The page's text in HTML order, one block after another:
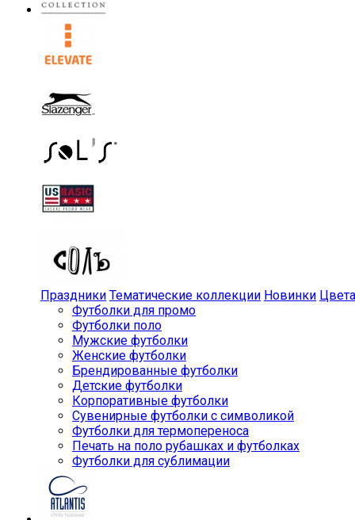
Праздники Тематические коллекции Новинки Цвета
Футболки для промо
Футболки поло
Мужские футболки
Женские футболки
Брендированные футболки
Детские футболки
Корпоративные футболки
Сувенирные футболки с символикой
Футболки для термопереноса
Печать на поло рубашках и футболках
Футболки для сублимации